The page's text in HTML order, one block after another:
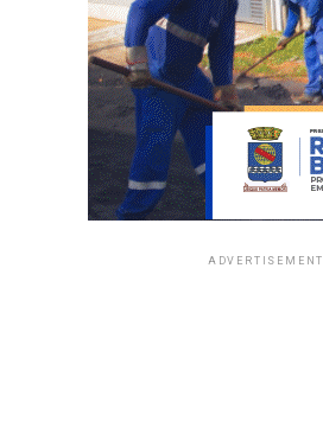
ADVERTISEMENT